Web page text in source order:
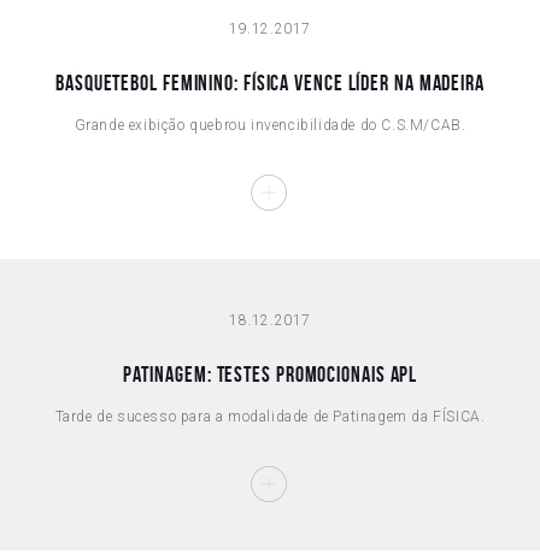
19.12.2017
BASQUETEBOL FEMININO: FÍSICA VENCE LÍDER NA MADEIRA
Grande exibição quebrou invencibilidade do C.S.M/CAB.
18.12.2017
PATINAGEM: TESTES PROMOCIONAIS APL
Tarde de sucesso para a modalidade de Patinagem da FÍSICA.